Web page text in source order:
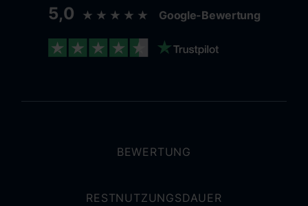
5,0 ★★★★★ Google-Bewertung
BEWERTUNG
RESTNUTZUNGSDAUER